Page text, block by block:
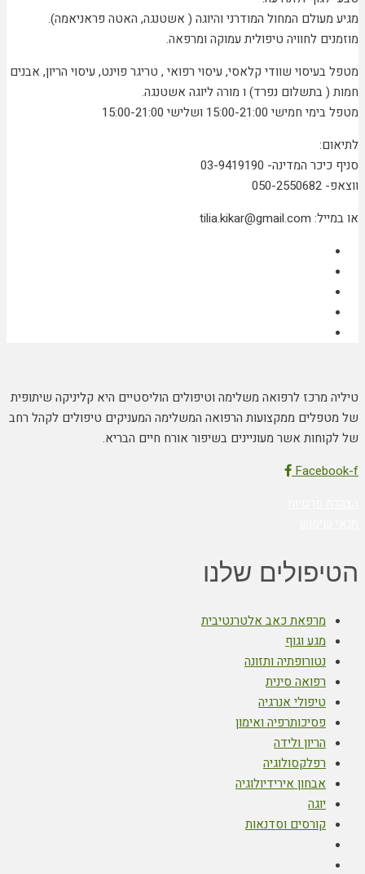
מגיע מעולם המחול המודרני והיוגה ( אשטנגה, האטה פראניאמה).
מוזמנים לחוויה טיפולית עמוקה ומרפאה.
מטפל בעיסוי שוודי קלאסי, עיסוי רפואי , טריגר פוינט, עיסוי הריון, אבנים
חמות ( בתשלום נפרד) ו מורה ליוגה אשטנגה.
מטפל בימי חמישי 15:00-21:00 ושלישי 15:00-21:00
לתיאום:
סניף כיכר המדינה- 03-9419190
ווצאפ- 050-2550682
או במייל: tilia.kikar@gmail.com
טיליה מרכז לרפואה משלימה וטיפולים הוליסטיים היא קליניקה שיתופית
של מטפלים ממקצועות הרפואה המשלימה המעניקים טיפולים לקהל רחב
של לקוחות אשר מעוניינים בשיפור אורח חיים הבריא.
Facebook-f
הטיפולים שלנו
מרפאת כאב אלטרנטיבית
מגע וגוף
נטורופתיה ותזונה
רפואה סינית
טיפולי אנרגיה
פסיכותרפיה ואימון
הריון ולידה
רפלקסולוגיה
אבחון אירידיולוגיה
יוגה
קורסים וסדנאות